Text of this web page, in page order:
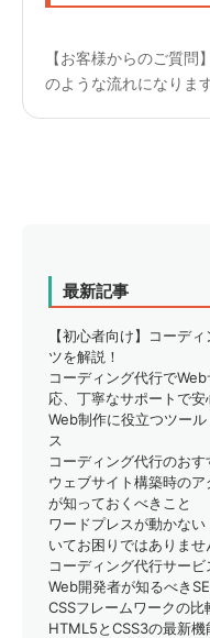
【お客様からのご質
のような流れになりま
最新記事
【初心者向け】コーデ
ツを解説！
コーディング代行で
応、丁寧なサポートで安
Web制作に役立つツー
ス
コーディング代行のお
ウェブサイト構築時の
が知っておくべきこと
ワードプレスが動かな
いてお困りではありませ
コーディング代行サー
Web開発者が知るべき
CSSフレームワークの
HTML5とCSS3の最新